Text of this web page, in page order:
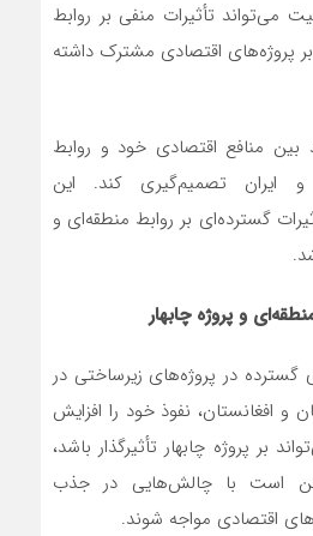
می‌تواند تأثیرات منفی بر روابط
پروژه‌های اقتصادی مشترک داشته
بین منافع اقتصادی خود و روابط
و ایران تصمیم‌گیری کند. این
گسترده‌ای بر روابط منطقه‌ای و
و پروژه چابهار
گسترده در پروژه‌های زیرساختی در
و افغانستان، نفوذ خود را افزایش
بر پروژه چابهار تأثیرگذار باشد،
است با چالش‌هایی در جذب
اقتصادی مواجه شوند.